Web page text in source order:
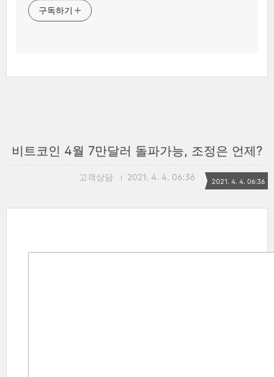
구독하기
비트코인 4월 7만달러 돌파가능, 조정은 언제?
고객상담 2021. 4. 4. 06:36 2021. 4. 4. 06:36